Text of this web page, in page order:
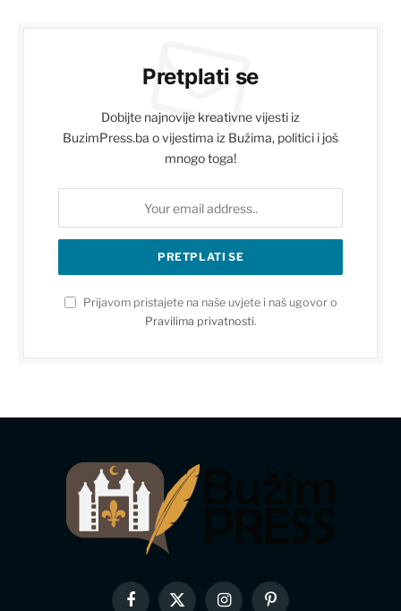
Pretplati se
Dobijte najnovije kreativne vijesti iz
BuzimPress.ba o vijestima iz Bužima, politici i još
mnogo toga!
Prijavom pristajete na naše uvjete i naš ugovor o
Pravilima privatnosti.
Facebook
X InstagramPinterest